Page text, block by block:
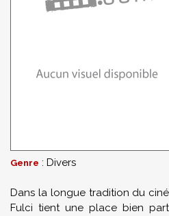
Genre : Divers
Dans la longue tradition du
Fulci tient une place bien